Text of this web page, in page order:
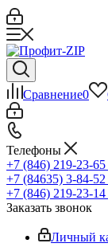
Сравнение0
Телефоны
+7 (846) 219-23-65
+7 (84635) 3-84-52
+7 (846) 219-23-14
Заказать звонок
Личный